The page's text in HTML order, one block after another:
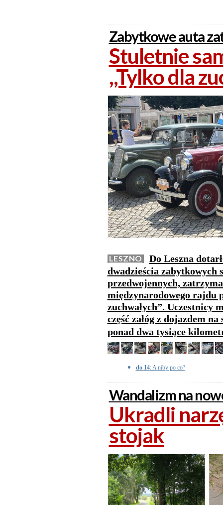
Zabytkowe auta
Stuletnie
,,Tylko dla
LESZNO
Do Leszna
dwadzieścia zabytkowych
przedwojennych,
międzynarodowego rajdu
zuchwałych”. Uczestnicy
część załóg z dojazdem
ponad dwa tysiące
do 14: A niby po co?
Wandalizm na
Ukradli
stojak